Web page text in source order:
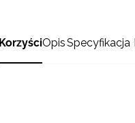
KorzyściOpisSpecyfikacja